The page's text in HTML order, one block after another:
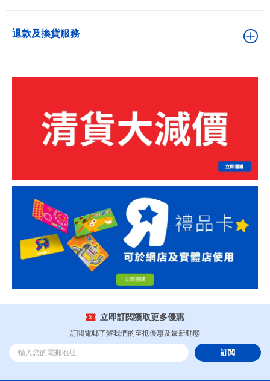
退款及換貨服務
立即訂閲獲取更多優惠
訂閲電郵了解我們的至抵優惠及最新動態
訂閲